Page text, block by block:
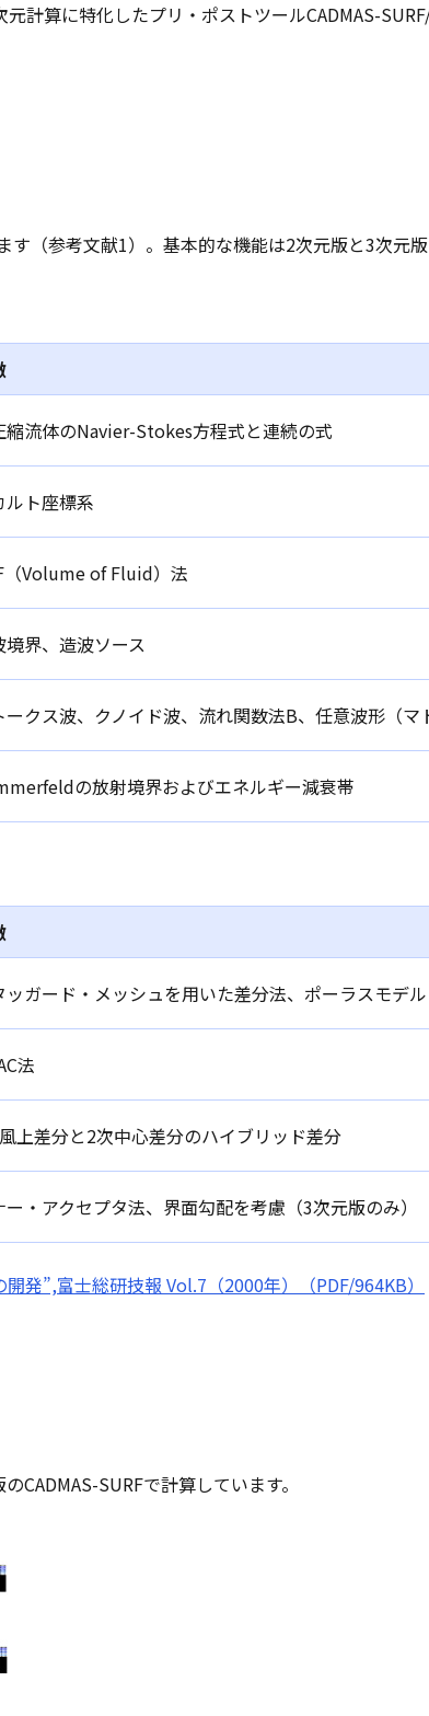
元計算に特化したプリ・ポストツールCADMAS-
す（参考文献1）。基本的な機能は2次元版と3次元版
縮流体のNavier-Stokes方程式と連続の式
ルト座標系
（Volume of Fluid）法
境界、造波ソース
ークス波、クノイド波、流れ関数法B、任意波形（マ
の放射境界およびエネルギー減衰帯
ッガード・メッシュを用いた差分法、ポーラスモデル
法
上差分と2次中心差分のハイブリッド差分
ー・アクセプタ法、界面勾配を考慮（3次元版のみ）
発”,富士総研技報 Vol.7（2000年）（PDF/964KB）
CADMAS-SURFで計算しています。